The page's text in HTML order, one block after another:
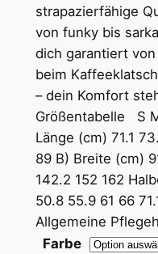
strapazierfähige
von funky bis
dich garantiert
beim
– dein Komfort
Größentabelle S
Länge (cm) 71.1
89 B) Breite (cm)
142.2 152 162
50.8 55.9 61 66
Allgemeine
Farbe